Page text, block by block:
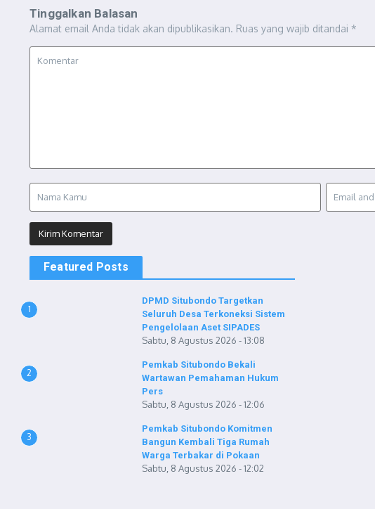
Tinggalkan Balasan
Alamat email Anda tidak akan dipublikasikan. Ruas yang wajib ditandai *
Featured Posts
1
DPMD Situbondo Targetkan
Seluruh Desa Terkoneksi Sistem
Pengelolaan Aset SIPADES
Sabtu, 8 Agustus 2026 - 13:08
2
Pemkab Situbondo Bekali
Wartawan Pemahaman Hukum
Pers
Sabtu, 8 Agustus 2026 - 12:06
3
Pemkab Situbondo Komitmen
Bangun Kembali Tiga Rumah
Warga Terbakar di Pokaan
Sabtu, 8 Agustus 2026 - 12:02